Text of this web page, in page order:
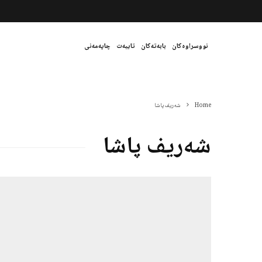
نووسراوەکان بابەتەکان تایبەت چاپەمەنی
Home شەریف پاشا
شەریف پاشا